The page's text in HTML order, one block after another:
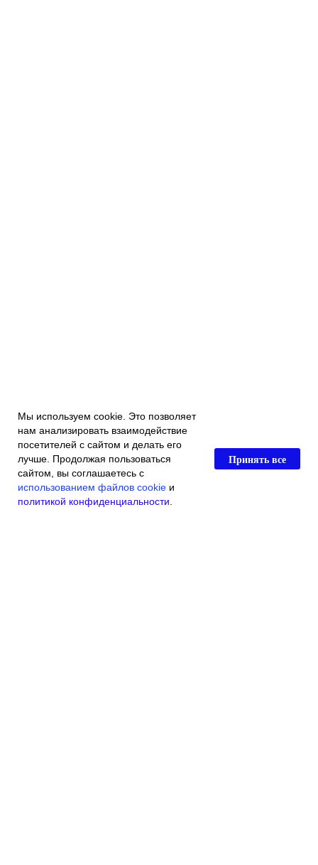
Главная Каталог магазина
Мы используем cookie. Это позволяет
нам анализировать взаимодействие
посетителей с сайтом и делать его
лучше. Продолжая пользоваться
сайтом, вы соглашаетесь с
использованием файлов cookie и
политикой конфиденциальности
Принять все